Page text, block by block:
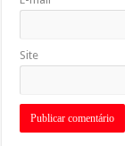
Site